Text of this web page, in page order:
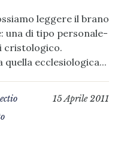
leggere il brano
una di tipo personale-
cristologico.
quella ecclesiologica...
15 Aprile 2011